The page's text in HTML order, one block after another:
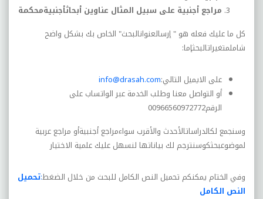
مراجع أجنبية على سبيل المثال عناوين أبحاثأجنبيةمحكمة
كل ما عليك فعله هو " إرسالعنوانالبحث" الخاص بك بشكل واضح
شاملمتغيراتالبحثإما:
على الايميل التالي:
info@drasah.com
أو التواصل معنا وطلب الخدمة عبر الواتساب على
الرقم00966560972772
وسنجمع لكالدراساتالأحدث والأقرب سواءمراجع أجنبيةأو مراجع عربية
لموضوعبحثكوسنترجم لك بياناتها لنسهل عليك علمية الاختيار
وفي الختام يمكنكم تحميل النص الكامل للبحث من خلال الضغط:تحميل
النص الكامل